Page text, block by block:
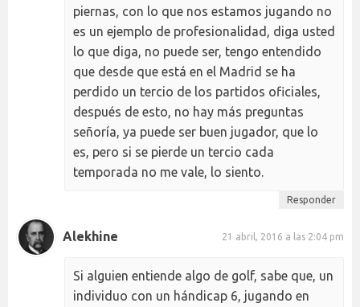
piernas, con lo que nos estamos jugando no
es un ejemplo de profesionalidad, diga usted
lo que diga, no puede ser, tengo entendido
que desde que está en el Madrid se ha
perdido un tercio de los partidos oficiales,
después de esto, no hay más preguntas
señoría, ya puede ser buen jugador, que lo
es, pero si se pierde un tercio cada
temporada no me vale, lo siento.
Responder
Alekhine 21 abril, 2016 a las 2:04 pm
Si alguien entiende algo de golf, sabe que, un
individuo con un hándicap 6, jugando en